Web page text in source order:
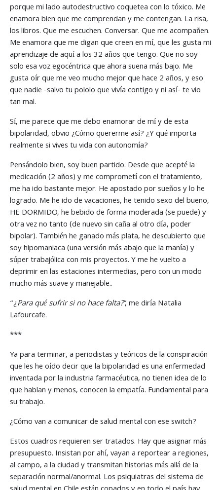
porque mi lado autodestructivo coquetea con lo tóxico. Me
enamora bien que me comprendan y me contengan. La risa,
los libros. Que me escuchen. Conversar. Que me acompañen.
Me enamora que me digan que creen en mí, que les gusta mi
aprendizaje de aquí a los 32 años que tengo. Que no soy
solo esa voz egocéntrica que ahora suena más bajo. Me
gusta oír que me veo mucho mejor que hace 2 años, y eso
que nadie -salvo tu pololo que vivía contigo y ni así- te vio
tan mal.
Sí, me parece que me debo enamorar de mí y de esta
bipolaridad, obvio ¿Cómo quererme así? ¿Y qué importa
realmente si vives tu vida con autonomía?
Pensándolo bien, soy buen partido. Desde que acepté la
medicación (2 años) y me comprometí con el tratamiento,
me ha ido bastante mejor. He apostado por sueños y lo he
logrado. Me he ido de vacaciones, he tenido sexo del bueno,
HE DORMIDO, he bebido de forma moderada (se puede) y
otra vez no tanto (de nuevo sin caña al otro día, poder
bipolar). También he ganado más plata, he descubierto que
soy hipomaniaca (una versión más abajo que la manía) y
súper trabajólica con mis proyectos. Y me he vuelto a
deprimir en las estaciones intermedias, pero con un modo
mucho más suave y manejable..
“¿Para qué sufrir si no hace falta?”, me diría Natalia
Lafourcafe.
***
Ya para terminar, a periodistas y teóricos de la conspiración
que les he oído decir que la bipolaridad es una enfermedad
inventada por la industria farmacéutica, no tienen idea de lo
que hablan y menos, conocen la empatía. Fundamental para
su trabajo.
¿Cómo van a comunicar de salud mental con ese switch?
Estos cuadros requieren ser tratados. Hay que asignar más
presupuesto. Insistan por ahí, vayan a reportear a regiones,
al campo, a la ciudad y transmitan historias más allá de la
separación normal/anormal. Los psiquiatras del sistema de